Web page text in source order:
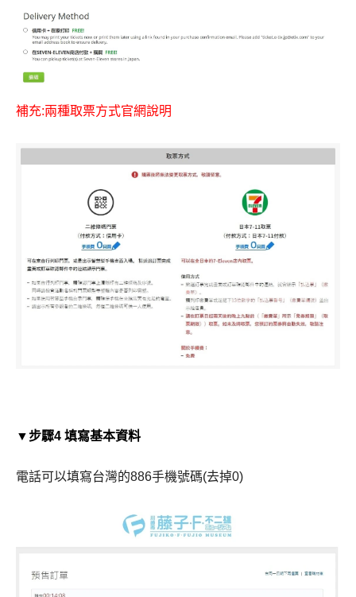
補充:兩種取票方式官網說明
▼步驟4 填寫基本資料
電話可以填寫台灣的886手機號碼(去掉0)